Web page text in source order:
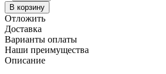
В корзину
Отложить
Доставка
Варианты оплаты
Наши преимущества
Описание